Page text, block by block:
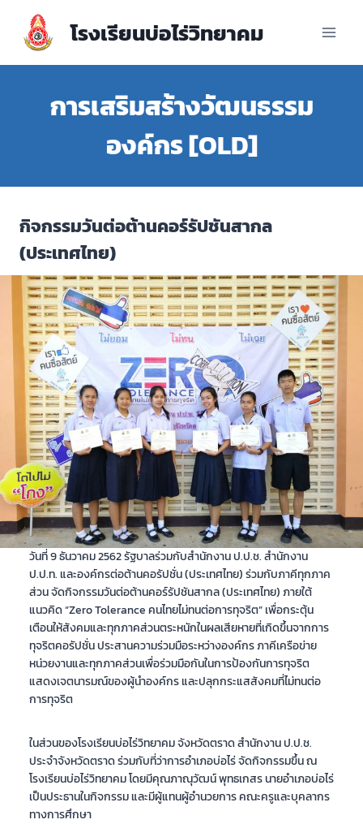
content
โรงเรียนบ่อไร่วิทยาคม
การเสริมสร้างวัฒนธรรม
องค์กร [OLD]
กิจกรรมวันต่อต้านคอร์รัปชันสากล
(ประเทศไทย)
วันที่ 9 ธันวาคม 2562 รัฐบาลร่วมกับสำนักงาน ป.ป.ช. สำนักงาน
ป.ป.ท. และองค์กรต่อต้านคอรัปชั่น (ประเทศไทย) ร่วมกับภาคีทุกภาค
ส่วน จัดกิจกรรมวันต่อต้านคอร์รัปชันสากล (ประเทศไทย) ภายใต้
แนวคิด “Zero Tolerance คนไทยไม่ทนต่อการทุจริต” เพื่อกระตุ้น
เตือนให้สังคมและทุกภาคส่วนตระหนักในผลเสียหายที่เกิดขึ้นจากการ
ทุจริตคอรัปชั่น ประสานความร่วมมือระหว่างองค์กร ภาคีเครือข่าย
หน่วยงานและทุกภาคส่วนเพื่อร่วมมือกันในการป้องกันการทุจริต
แสดงเจตนารมณ์ของผู้นำองค์กร และปลุกกระแสสังคมที่ไม่ทนต่อ
การทุจริต
ในส่วนของโรงเรียนบ่อไร่วิทยาคม จังหวัดตราด สำนักงาน ป.ป.ช.
ประจำจังหวัดตราด ร่วมกับที่ว่าการอำเภอบ่อไร่ จัดกิจกรรมขึ้น ณ
โรงเรียนบ่อไร่วิทยาคม โดยมีคุณภาณุวัฒน์ พุทธเกสร นายอำเภอบ่อไร่
เป็นประธานในกิจกรรม และมีผู้แทนผู้อำนวยการ คณะครูและบุคลากร
ทางการศึกษา